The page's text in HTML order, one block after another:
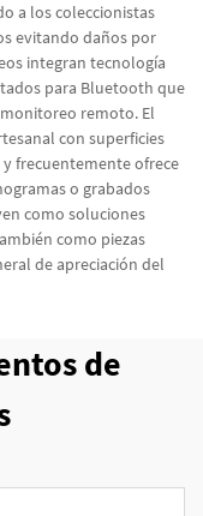
a los coleccionistas
evitando daños por
integran tecnología
para Bluetooth que
remoto. El
con superficies
frecuentemente ofrece
o grabados
como soluciones
como piezas
de apreciación del
de